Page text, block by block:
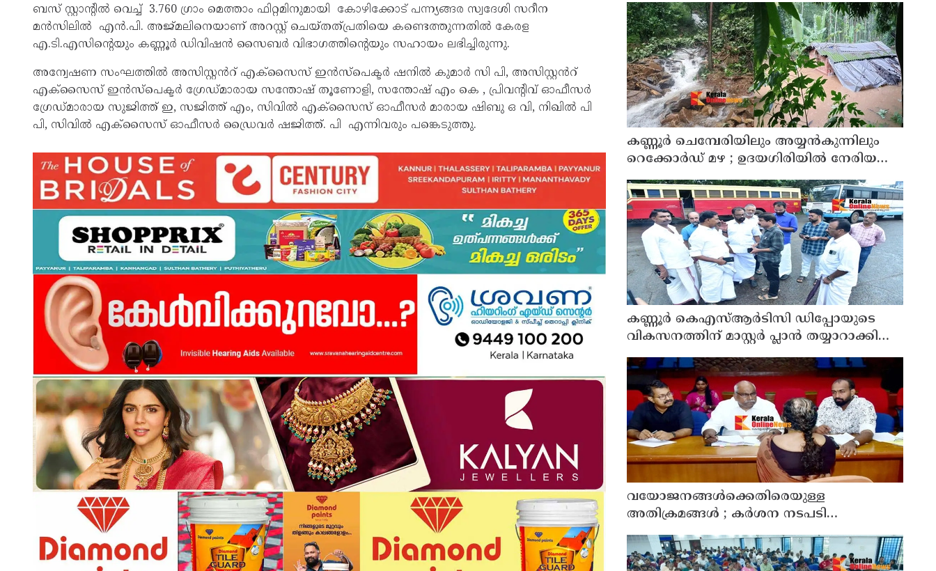
ബസ് സ്റ്റാൻ്റിൽ വെച്ച് 3.760 ഗ്രാം മെത്താം ഫിറ്റമിനുമായി കോഴിക്കോട് പന്ന്യങ്ങര സ്വദേശി സറീന
മൻസിലിൽ എൻ.പി. അജ്മലിനെയാണ് അറസ്റ്റ് ചെയ്തത്പ്രതിയെ കണ്ടെത്തുന്നതിൽ കേരള
എ.ടി.എസിന്റെയും കണ്ണൂർ ഡിവിഷൻ സൈബർ വിഭാഗത്തിന്റെയും സഹായം ലഭിച്ചിരുന്നു.
അന്വേഷണ സംഘത്തിൽ അസിസ്റ്റൻറ് എക്സൈസ് ഇൻസ്പെക്ടർ ഷനിൽ കുമാർ സി പി, അസിസ്റ്റൻറ്
എക്സൈസ് ഇൻസ്പെക്ടർ ഗ്രേഡ്മാരായ സന്തോഷ് തൂണോളി, സന്തോഷ് എം കെ , പ്രിവന്റിവ് ഓഫീസർ
ഗ്രേഡ്മാരായ സുജിത്ത് ഇ, സജിത്ത് എം, സിവിൽ എക്സൈസ് ഓഫീസർ മാരായ ഷിബു ഒ വി, നിഖിൽ പി
പി, സിവിൽ എക്സൈസ് ഓഫീസർ ഡ്രൈവർ ഷജിത്ത്. പി എന്നിവരും പങ്കെടുത്തു.
കണ്ണൂർ ചെമ്പേരിയിലും അയ്യൻകുന്നിലും
റെക്കോർഡ് മഴ ; ഉദയഗിരിയിൽ നേരിയ
ഉരുൾപൊട്ടൽ; 13 പേരെ ക്യാമ്പിലേക്ക് മാറ്റി
കണ്ണൂർ കെഎസ്ആർടിസി ഡിപ്പോയുടെ
വികസനത്തിന് മാസ്റ്റർ പ്ലാൻ തയ്യാറാക്കി
സമർപ്പിക്കും : ടി ഒ മോഹനൻ എം എൽ എ
വയോജനങ്ങൾക്കെതിരെയുള്ള
അതിക്രമങ്ങൾ ; കർശന നടപടി
സ്വീകരിക്കുമെന്ന് കമ്മീഷൻ